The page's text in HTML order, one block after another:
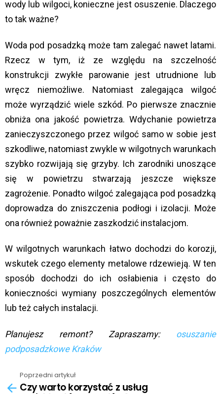
wody lub wilgoci, konieczne jest osuszenie. Dlaczego
to tak ważne?
Woda pod posadzką może tam zalegać nawet latami.
Rzecz w tym, iż ze względu na szczelność
konstrukcji zwykłe parowanie jest utrudnione lub
wręcz niemożliwe. Natomiast zalegająca wilgoć
może wyrządzić wiele szkód. Po pierwsze znacznie
obniża ona jakość powietrza. Wdychanie powietrza
zanieczyszczonego przez wilgoć samo w sobie jest
szkodliwe, natomiast zwykle w wilgotnych warunkach
szybko rozwijają się grzyby. Ich zarodniki unoszące
się w powietrzu stwarzają jeszcze większe
zagrożenie. Ponadto wilgoć zalegająca pod posadzką
doprowadza do zniszczenia podłogi i izolacji. Może
ona również poważnie zaszkodzić instalacjom.
W wilgotnych warunkach łatwo dochodzi do korozji,
wskutek czego elementy metalowe rdzewieją. W ten
sposób dochodzi do ich osłabienia i często do
konieczności wymiany poszczególnych elementów
lub też całych instalacji.
Planujesz remont? Zapraszamy: osuszanie
podposadzkowe Kraków
more
Poprzedni artykuł
Czy warto korzystać z usług